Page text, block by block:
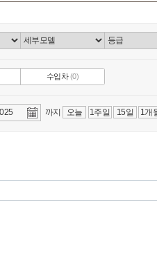
수입차(0)
까지 오늘 1주일 15일 1개